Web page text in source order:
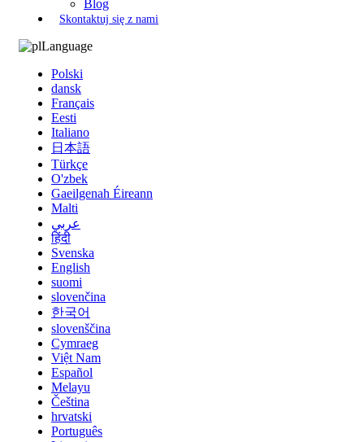
Blog
Skontaktuj się z nami
Language
Polski
dansk
Français
Eesti
Italiano
日本語
Türkçe
O'zbek
Gaeilgenah Éireann
Malti
عربي
हिंदी
Svenska
English
suomi
slovenčina
한국어
slovenščina
Cymraeg
Việt Nam
Español
Melayu
Čeština
hrvatski
Português